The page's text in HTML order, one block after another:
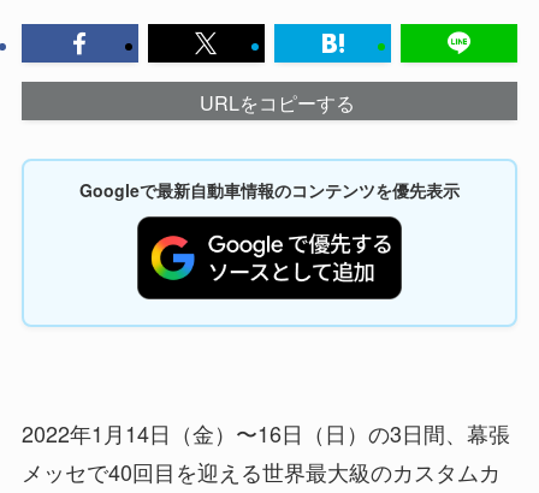
URLをコピーする
Googleで最新自動車情報のコンテンツを優先表示
2022年1月14日（金）〜16日（日）の3日間、幕張
メッセで40回目を迎える世界最大級のカスタムカ